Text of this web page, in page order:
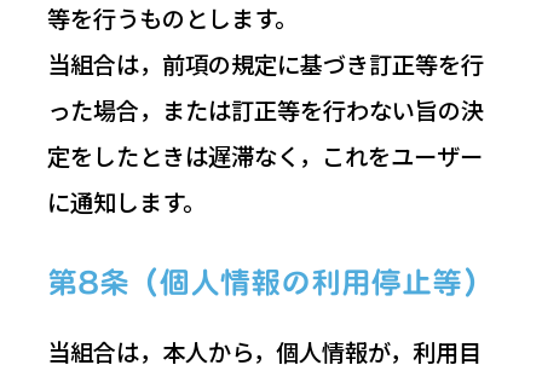
等を行うものとします。
当組合は，前項の規定に基づき訂正等を行
った場合，または訂正等を行わない旨の決
定をしたときは遅滞なく，これをユーザー
に通知します。
第8条（個人情報の利用停止等）
当組合は，本人から，個人情報が，利用目